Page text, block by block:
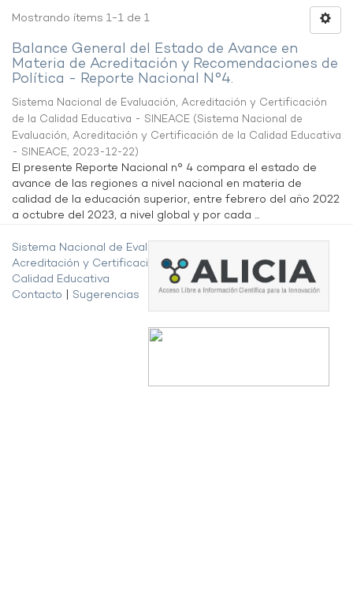
Mostrando ítems 1-1 de 1
Balance General del Estado de Avance en
Materia de Acreditación y Recomendaciones de
Política - Reporte Nacional N°4.
Sistema Nacional de Evaluación, Acreditación y Certificación
de la Calidad Educativa - SINEACE (Sistema Nacional de
Evaluación, Acreditación y Certificación de la Calidad Educativa
- SINEACE, 2023-12-22)
El presente Reporte Nacional n° 4 compara el estado de
avance de las regiones a nivel nacional en materia de
calidad de la educación superior, entre febrero del año 2022
a octubre del 2023, a nivel global y por cada ...
Sistema Nacional de Evaluación,
Acreditación y Certificación de la
Calidad Educativa
Contacto
Sugerencias